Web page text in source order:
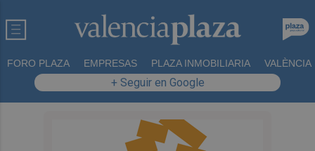
FORO PLAZA EMPRESAS PLAZA INMOBILIARIA VALÈNCIA
+ Seguir en Google